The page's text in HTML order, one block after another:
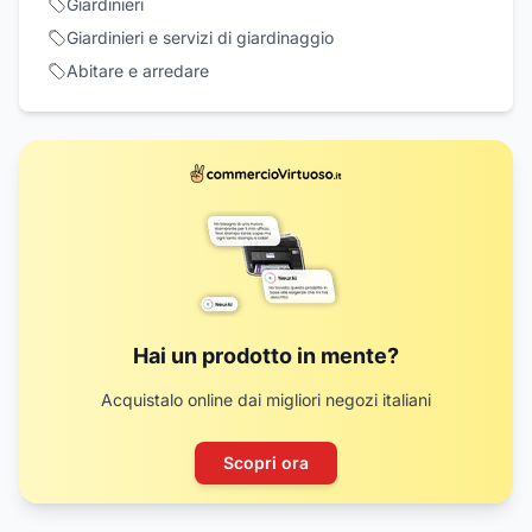
Giardinieri
Giardinieri e servizi di giardinaggio
Abitare e arredare
Hai un prodotto in mente?
Acquistalo online dai migliori negozi italiani
Scopri ora